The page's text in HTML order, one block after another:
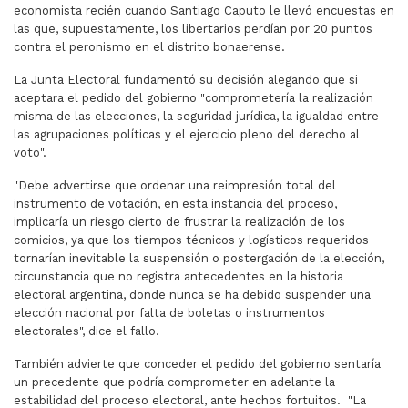
economista recién cuando Santiago Caputo le llevó encuestas en
las que, supuestamente, los libertarios perdían por 20 puntos
contra el peronismo en el distrito bonaerense.
La Junta Electoral fundamentó su decisión alegando que si
aceptara el pedido del gobierno "comprometería la realización
misma de las elecciones, la seguridad jurídica, la igualdad entre
las agrupaciones políticas y el ejercicio pleno del derecho al
voto".
"Debe advertirse que ordenar una reimpresión total del
instrumento de votación, en esta instancia del proceso,
implicaría un riesgo cierto de frustrar la realización de los
comicios, ya que los tiempos técnicos y logísticos requeridos
tornarían inevitable la suspensión o postergación de la elección,
circunstancia que no registra antecedentes en la historia
electoral argentina, donde nunca se ha debido suspender una
elección nacional por falta de boletas o instrumentos
electorales", dice el fallo.
También advierte que conceder el pedido del gobierno sentaría
un precedente que podría comprometer en adelante la
estabilidad del proceso electoral, ante hechos fortuitos. "La